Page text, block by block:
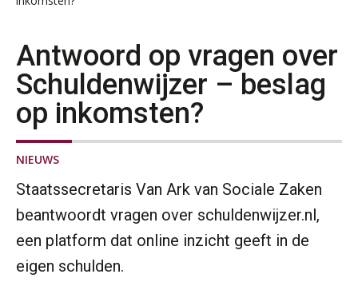
Antwoord op vragen over
Schuldenwijzer – beslag
op inkomsten?
NIEUWS
Staatssecretaris Van Ark van Sociale Zaken
beantwoordt vragen over schuldenwijzer.nl,
een platform dat online inzicht geeft in de
eigen schulden.
11
AUG
Markus Verbeek Praehep
14
AUG
HBO Programma Manager Payroll Services & Benefits
Markus Verbeek Praehep
AUG
Module Arbeidsrecht en Sociale Zekerheid VPS
Markus Verbeek Praehep